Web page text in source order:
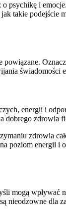
psychikę i
takie podejście
świadomości
energii i
dobrego zdrowia
zdrowia
poziom energii i
mogą wpływać
nieodzowne dla